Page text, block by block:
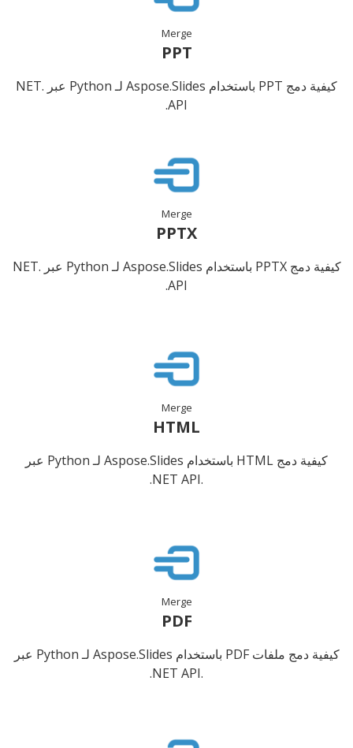
Merge
PPT
كيفية دمج PPT باستخدام Aspose.Slides لـ Python عبر .NET
API.
Merge
PPTX
كيفية دمج PPTX باستخدام Aspose.Slides لـ Python عبر .NET
API.
Merge
HTML
كيفية دمج HTML باستخدام Aspose.Slides لـ Python عبر
.NET API.
Merge
PDF
كيفية دمج ملفات PDF باستخدام Aspose.Slides لـ Python عبر
.NET API.